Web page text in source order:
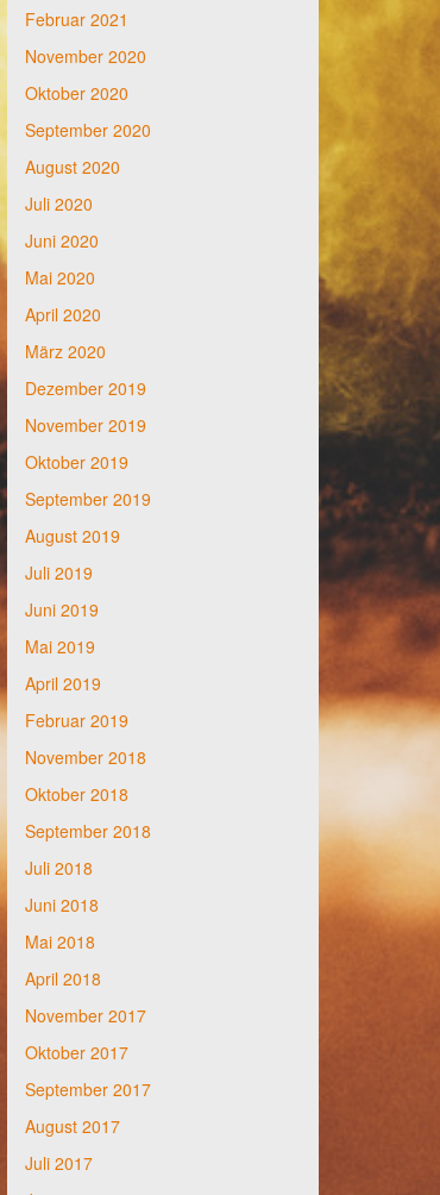
Februar 2021
November 2020
Oktober 2020
September 2020
August 2020
Juli 2020
Juni 2020
Mai 2020
April 2020
März 2020
Dezember 2019
November 2019
Oktober 2019
September 2019
August 2019
Juli 2019
Juni 2019
Mai 2019
April 2019
Februar 2019
November 2018
Oktober 2018
September 2018
Juli 2018
Juni 2018
Mai 2018
April 2018
November 2017
Oktober 2017
September 2017
August 2017
Juli 2017